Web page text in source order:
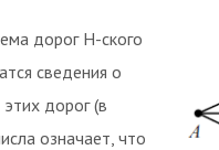
дорог Н-ского
сведения о
дорог (в
означает, что